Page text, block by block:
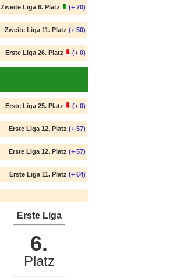
Zweite Liga 6. Platz (+ 70)
Zweite Liga 11. Platz (+ 50)
Erste Liga 26. Platz (+ 0)
Erste Liga 25. Platz (+ 0)
Erste Liga 12. Platz (+ 57)
Erste Liga 12. Platz (+ 57)
Erste Liga 11. Platz (+ 64)
Erste Liga
6.
Platz